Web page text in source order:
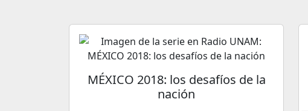
MÉXICO 2018: los desafíos de la
nación